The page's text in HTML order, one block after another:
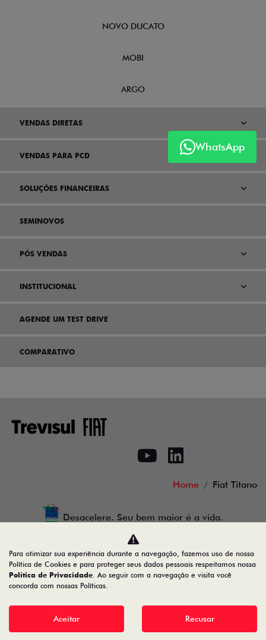
WhatsApp
NOVO DUCATO
MOBI
ARGO
VENDAS DIRETAS
VENDAS PARA PCD
SOLUÇÕES FINANCEIRAS
SEMINOVOS
PÓS VENDAS
INSTITUCIONAL
AGENDE UM TEST DRIVE
COMPARATIVO
Home Fiat Titano
Desacelere. Seu bem maior é a vida.
Trevisul Comercial de Veiculos LTDA
28.090.609/0001-18
Desenvolvido pela DEALERSPACE ® Direitos Reservados.
Para otimizar sua experiência durante a navegação, fazemos uso de nossa
Política de Cookies e para proteger seus dados pessoais respeitamos nossa
Política de Privacidade. Ao seguir com a navegação e visita você
concorda com nossas Políticas.
Aceitar Recusar